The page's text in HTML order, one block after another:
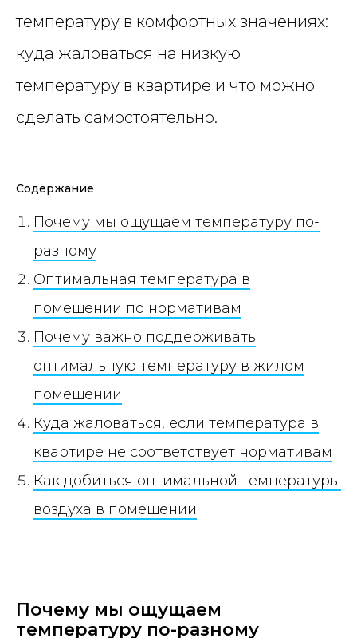
температуру в комфортных значениях:
куда жаловаться на низкую
температуру в квартире и что можно
сделать самостоятельно.
Содержание
Почему мы ощущаем температуру по-
разному
Оптимальная температура в
помещении по нормативам
Почему важно поддерживать
оптимальную температуру в жилом
помещении
Куда жаловаться, если температура в
квартире не соответствует нормативам
Как добиться оптимальной температуры
воздуха в помещении
Почему мы ощущаем
температуру по-разному